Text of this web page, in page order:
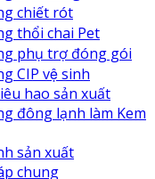
chiết rót
thổi chai Pet
phụ trợ đóng gói
CIP vệ sinh
hao sản xuất
đông lạnh làm Kem
sản xuất
chung